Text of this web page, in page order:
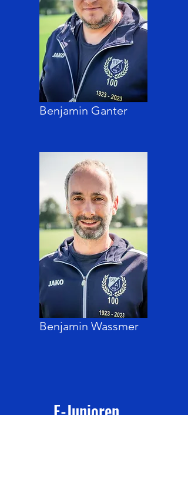
Benjamin Ganter
Benjamin Wassmer
F-Junioren